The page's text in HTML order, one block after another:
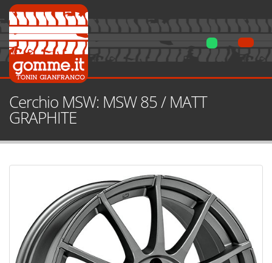
Cerchio MSW: MSW 85 / MATT
GRAPHITE